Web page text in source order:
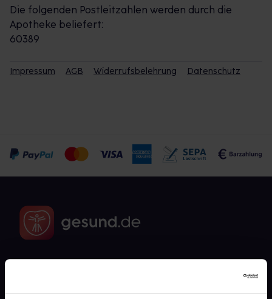
Die folgenden Postleitzahlen werden durch die
Apotheke beliefert:
60389
Impressum AGB Widerrufsbelehrung Datenschutz